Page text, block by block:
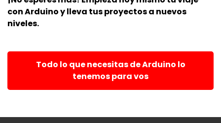
con Arduino y lleva tus proyectos a nuevos
niveles.
Todo lo que necesitas de Arduino lo
tenemos para vos